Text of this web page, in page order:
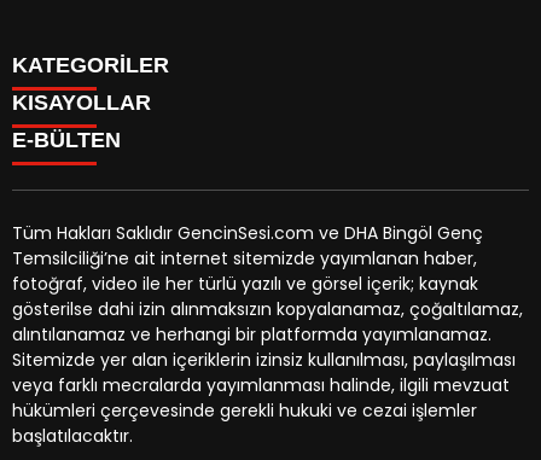
KATEGORİLER
GENÇ
BİNGÖL
ÖZEL HABER
EKONOMİ
YEREL HABERLER
CANLI BORSA
KÜNYE
İLETİŞİM
KISAYOLLAR
BURÇLAR
CANLI TV
HAVA DURUMU
NÖBETÇİ ECZANELER
TRAFİK DURUMU
YEREL HABERLER
GAZETELER
E-BÜLTEN
gencinsesi.com e-bültenine abone olarak, tarafınıza haber,
duyuru ve kampanya içerikli e-postaların gönderilmesini
kabul etmiş olursunuz.
Tüm Hakları Saklıdır GencinSesi.com ve DHA Bingöl Genç
Temsilciliği’ne ait internet sitemizde yayımlanan haber,
fotoğraf, video ile her türlü yazılı ve görsel içerik; kaynak
gösterilse dahi izin alınmaksızın kopyalanamaz, çoğaltılamaz,
alıntılanamaz ve herhangi bir platformda yayımlanamaz.
Sitemizde yer alan içeriklerin izinsiz kullanılması, paylaşılması
veya farklı mecralarda yayımlanması halinde, ilgili mevzuat
hükümleri çerçevesinde gerekli hukuki ve cezai işlemler
başlatılacaktır.